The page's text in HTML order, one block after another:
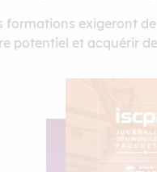
formations exigeront
potentiel et acquérir